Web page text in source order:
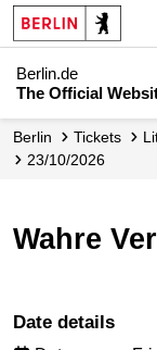
Berlin.de
The Official
Berlin Tickets
23/10/2026
Wahre
Date details